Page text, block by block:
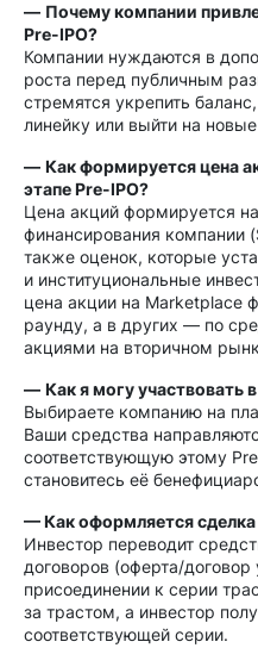
— Почему компании
Pre-IPO?
Компании нуждаются в
роста перед публичным
стремятся укрепить
линейку или выйти на
— Как формируется цена
этапе Pre-IPO?
Цена акций формируется
финансирования компании
также оценок, которые
и институциональные
цена акции на Marketplace
раунду, а в других — по
акциями на вторичном
— Как я могу участвовать
Выбираете компанию на
Ваши средства
соответствующую этому
становитесь её
— Как оформляется
Инвестор переводит
договоров (оферта/договор
присоединении к серии
за трастом, а инвестор
соответствующей серии.